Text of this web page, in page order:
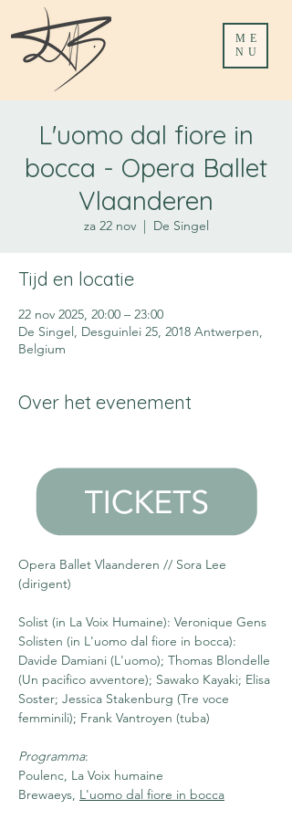
ME
NU
L'uomo dal fiore in
bocca - Opera Ballet
Vlaanderen
za 22 nov
  |
De Singel
Tijd en locatie
22 nov 2025, 20:00 – 23:00
De Singel, Desguinlei 25, 2018 Antwerpen,
Belgium
Over het evenement
Opera Ballet Vlaanderen // Sora Lee
(dirigent)
Solist (in La Voix Humaine): Veronique Gens
Solisten (in L'uomo dal fiore in bocca):
Davide Damiani (L'uomo); Thomas Blondelle
(Un pacifico avventore); Sawako Kayaki; Elisa
Soster; Jessica Stakenburg (Tre voce
femminili); Frank Vantroyen (tuba)
Programma:
Poulenc, La Voix humaine
Brewaeys, L'uomo dal fiore in bocca